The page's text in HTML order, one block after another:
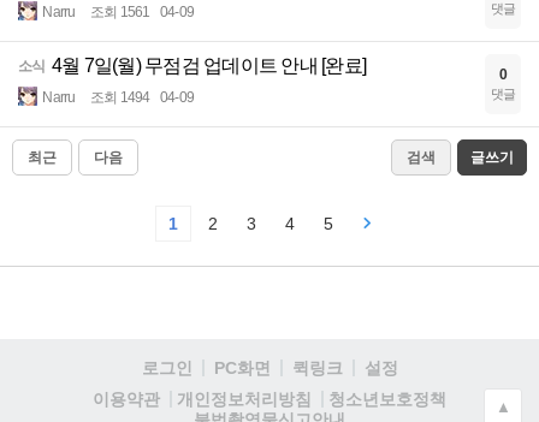
Narru 조회 1561 04-09 댓글
소식 4월 7일(월) 무점검 업데이트 안내 [완료]
Narru 조회 1494 04-09
0
댓글
최근 다음 검색 글쓰기
1 2 3 4 5
로그인 PC화면 퀵링크
설정
이용약관
개인정보처리방침
청소년보호정책
▲